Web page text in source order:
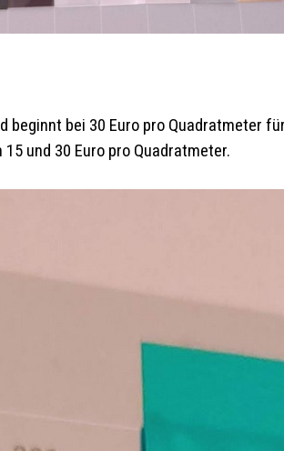
bei 30 Euro pro Quadratmeter
und 30 Euro pro Quadratmeter.